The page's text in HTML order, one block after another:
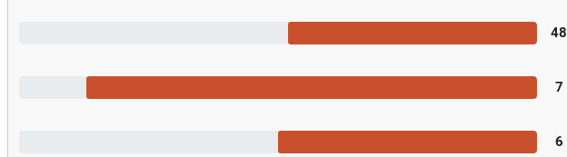
48
7
6